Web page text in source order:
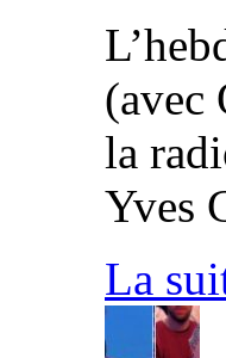
(avec
la
Yves
La